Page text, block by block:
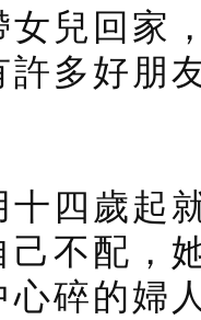
女兒回家
多好朋
四歲起
不配，
碎的婦